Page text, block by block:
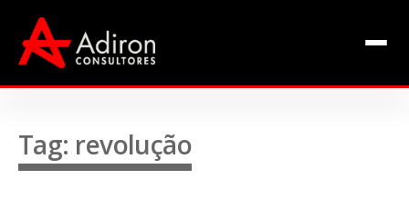
Livros de Fábio Adiron
Tag: revolução